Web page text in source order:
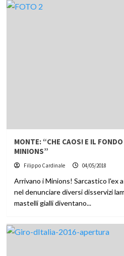
MONTE: “CHE CAOS! E IL
MINIONS”
Filippo Cardinale 04/05/2018
Arrivano i Minions! Sarcastico l'ex
nel denunciare diversi disservizi
mastelli gialli diventano...